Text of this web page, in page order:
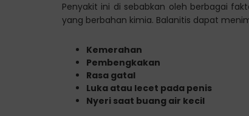
Penyakit ini di sebabkan oleh berbagai
yang berbahan kimia. Balanitis dapat
Kemerahan
Pembengkakan
Rasa gatal
Luka atau lecet pada penis
Nyeri saat buang air kecil